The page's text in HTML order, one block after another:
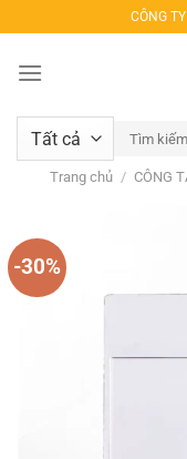
qua
nội
CÔNG
Tìm
kiếm:
Trang chủ / CÔNG
-30%